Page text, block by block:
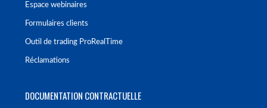
Espace webinaires
Formulaires clients
Outil de trading ProRealTime
Réclamations
DOCUMENTATION CONTRACTUELLE